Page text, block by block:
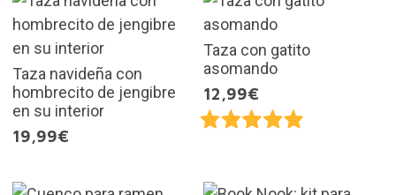
Taza navideña con
hombrecito de jengibre
en su interior
19,99€
Taza con gatito
asomando
12,99€